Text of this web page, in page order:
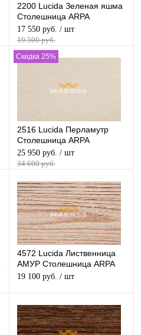
2200 Lucida Зеленая яшма
Столешница ARPA
глянцевая
17 550 руб. / шт
19 500 руб.
Скидка 25%
2516 Lucida Перламутр
Столешница ARPA
глянцевая
25 950 руб. / шт
34 600 руб.
4572 Lucida Лиственница
АМУР Столешница ARPA
глянцевая
19 100 руб. / шт